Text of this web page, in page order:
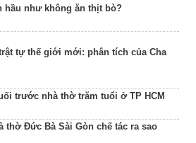
hầu như không ăn thịt bò?
tự thế giới mới: phân tích của Cha
trước nhà thờ trăm tuổi ở TP HCM
thờ Đức Bà Sài Gòn chế tác ra sao